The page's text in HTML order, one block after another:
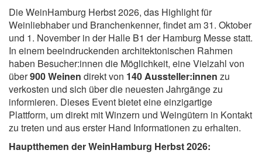
Die WeinHamburg Herbst 2026, das Highlight für
Weinliebhaber und Branchenkenner, findet am 31. Oktober
und 1. November in der Halle B1 der Hamburg Messe statt.
In einem beeindruckenden architektonischen Rahmen
haben Besucher:innen die Möglichkeit, eine Vielzahl von
über900 Weinen direkt von 140 Aussteller:innen zu
verkosten und sich über die neuesten Jahrgänge zu
informieren. Dieses Event bietet eine einzigartige
Plattform, um direkt mit Winzern und Weingütern in Kontakt
zu treten und aus erster Hand Informationen zu erhalten.
Hauptthemen der WeinHamburg Herbst 2026: